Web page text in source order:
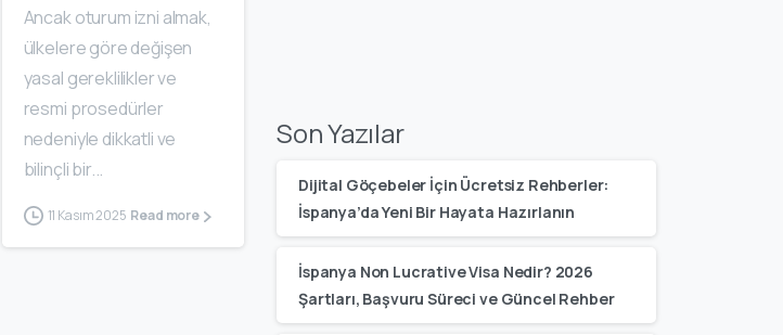
Ancak oturum izni almak,
ülkelere göre değişen
yasal gereklilikler ve
resmi prosedürler
nedeniyle dikkatli ve
bilinçli bir...
11 Kasım 2025 Read more
Son Yazılar
Dijital Göçebeler İçin Ücretsiz Rehberler:
İspanya’da Yeni Bir Hayata Hazırlanın
İspanya Non Lucrative Visa Nedir? 2026
Şartları, Başvuru Süreci ve Güncel Rehber